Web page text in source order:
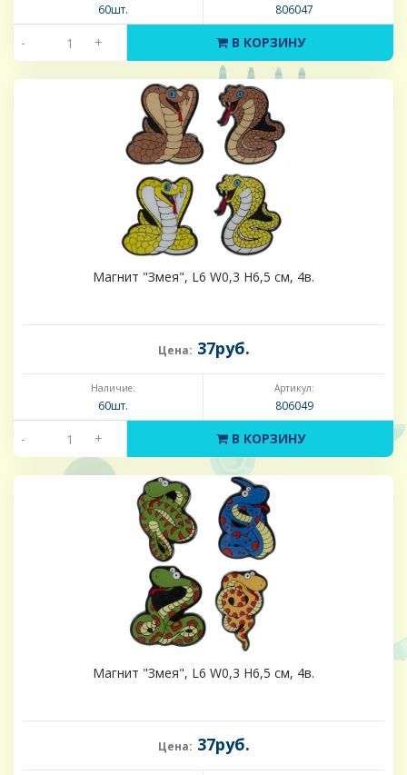
60шт. 806047
- + В КОРЗИНУ
Магнит "Змея", L6 W0,3 H6,5 см, 4в.
Цена: 37руб.
Наличие:
60шт.
Артикул:
806049
- + В КОРЗИНУ
Магнит "Змея", L6 W0,3 H6,5 см, 4в.
Цена: 37руб.